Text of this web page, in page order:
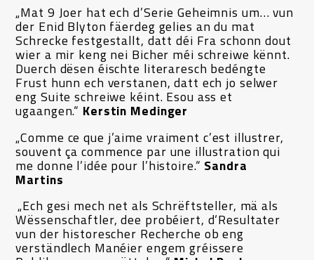
„Mat 9 Joer hat ech d’Serie Geheimnis um… vun
der Enid Blyton fäerdeg gelies an du mat
Schrecke festgestallt, datt déi Fra schonn dout
wier a mir keng nei Bicher méi schreiwe kënnt.
Duerch dësen éischte literaresch bedéngte
Frust hunn ech verstanen, datt ech jo selwer
eng Suite schreiwe kéint. Esou ass et
ugaangen.“ Kerstin Medinger
„Comme ce que j’aime vraiment c’est illustrer,
souvent ça commence par une illustration qui
me donne l’idée pour l’histoire.“ Sandra
Martins
„Ech gesi mech net als Schrëftsteller, mä als
Wëssenschaftler, dee probéiert, d‘Resultater
vun der historescher Recherche ob eng
verständlech Manéier engem gréissere